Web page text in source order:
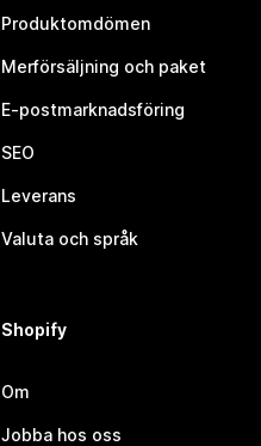
Produktomdömen
Merförsäljning och paket
E-postmarknadsföring
SEO
Leverans
Valuta och språk
Shopify
Om
Jobba hos oss